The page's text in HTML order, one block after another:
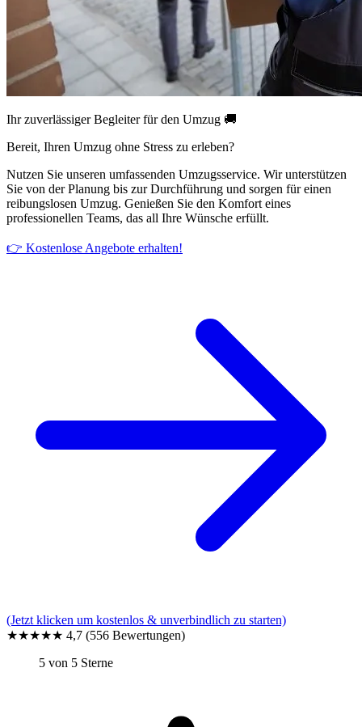
Ihr zuverlässiger Begleiter für den Umzug 🚚
Bereit, Ihren Umzug ohne Stress zu erleben?
Nutzen Sie unseren umfassenden Umzugsservice. Wir unterstützen
Sie von der Planung bis zur Durchführung und sorgen für einen
reibungslosen Umzug. Genießen Sie den Komfort eines
professionellen Teams, das all Ihre Wünsche erfüllt.
👉 Kostenlose Angebote erhalten!
(Jetzt klicken um kostenlos & unverbindlich zu starten)
★★★★★ 4,7 (556 Bewertungen)
5 von 5 Sterne